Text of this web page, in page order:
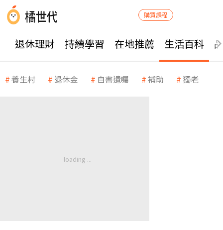
購買課程
退休理財 持續學習 在地推薦 生活百科
養生村 退休金 自書遺囑 補助 獨老